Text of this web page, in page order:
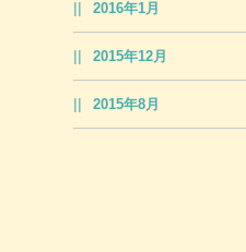
2016年1月
2015年12月
2015年8月